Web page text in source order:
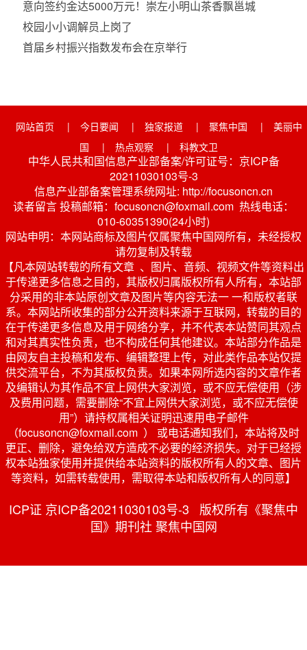
意向签约金达5000万元！崇左小明山茶香飘邕城
校园小小调解员上岗了
首届乡村振兴指数发布会在京举行
网站首页 | 今日要闻 | 独家报道 | 聚焦中国 |
美丽中
国
| 热点观察 | 科教文卫
中华人民共和国信息产业部备案/许可证号：京ICP备
20211030103号-3
信息产业部备案管理系统网址: http://focusoncn.cn
读者留言 投稿邮箱：focusoncn@foxmail.com 热线电话：
010-60351390(24小时)
网站申明：本网站商标及图片仅属聚焦中国网所有，未经授权
请勿复制及转载
【凡本网站转载的所有文章 、图片、音频、视频文件等资料出
于传递更多信息之目的，其版权归属版权所有人所有，本站部
分采用的非本站原创文章及图片等内容无法一 一和版权者联
系。本网站所收集的部分公开资料来源于互联网，转载的目的
在于传递更多信息及用于网络分享，并不代表本站赞同其观点
和对其真实性负责，也不构成任何其他建议。本站部分作品是
由网友自主投稿和发布、编辑整理上传，对此类作品本站仅提
供交流平台，不为其版权负责。如果本网所选内容的文章作者
及编辑认为其作品不宜上网供大家浏览，或不应无偿使用（涉
及费用问题，需要删除“不宜上网供大家浏览，或不应无偿使
用”）请持权属相关证明迅速用电子邮件
（focusoncn@foxmail.com ） 或电话通知我们，本站将及时
更正、删除，避免给双方造成不必要的经济损失。对于已经授
权本站独家使用并提供给本站资料的版权所有人的文章、图片
等资料，如需转载使用，需取得本站和版权所有人的同意】
ICP证 京ICP备20211030103号-3 版权所有《聚焦中
国》期刊社 聚焦中国网